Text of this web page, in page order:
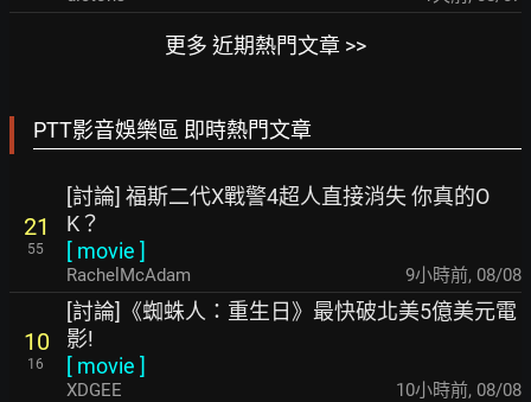
更多 近期熱門文章 >>
PTT影音娛樂區 即時熱門文章
21
55
[討論] 福斯二代X戰警4超人直接消失 你真的O
K？
[ movie ]
RachelMcAdam 9小時前, 08/08
10
16
[討論]《蜘蛛人：重生日》最快破北美5億美元電
影!
[ movie ]
XDGEE 10小時前, 08/08